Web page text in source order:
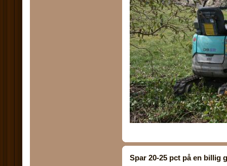
Spar 20-25 pct på en billig